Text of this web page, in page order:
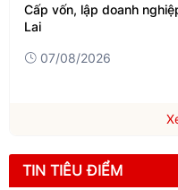
Cấp vốn, lập doanh
Lai
07/08/2026
TIN TIÊU ĐIỂM